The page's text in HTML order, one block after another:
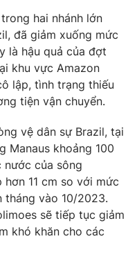
hai nhánh lớn
đã giảm xuống mức
là hậu quả của đợt
khu vực Amazon
lập, tình trạng thiếu
tiện vận chuyển.
vệ dân sự Brazil, tại
Manaus khoảng 100
nước của sông
11 cm so với mức
vào 10/2023.
sẽ tiếp tục giảm
khó khăn cho các